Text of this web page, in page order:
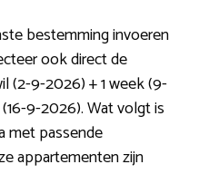
bestemming invoeren
ook direct de
(2-9-2026) + 1 week (9-
9-2026). Wat volgt is
met passende
appartementen zijn